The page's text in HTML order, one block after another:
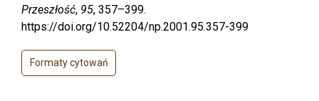
Przeszłość, 95, 357–399.
https://doi.org/10.52204/np.2001.95.357-399
Formaty cytowań